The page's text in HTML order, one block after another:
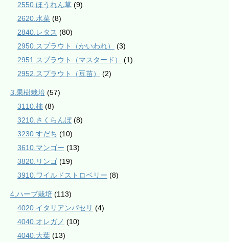
2550.ほうれん草 (9)
2620.水菜 (8)
2840.レタス (80)
2950.スプラウト（かいわれ）
(3)
2951.スプラウト（マスタード）
(1)
2952.スプラウト（豆苗）
(2)
3.果樹栽培 (57)
3110.柿 (8)
3210.さくらんぼ(8)
3230.すだち (10)
3610.マンゴー (13)
3820.リンゴ (19)
3910.ワイルドストロベリー (8)
4.ハーブ栽培 (113)
4020.イタリアンパセリ (4)
4040.オレガノ (10)
4040.大葉 (13)